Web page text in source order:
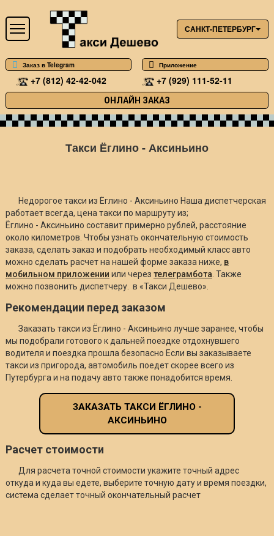
САНКТ-ПЕТЕРБУРГ
Заказ в Telegram Приложение
+7 (812) 42-42-042 +7 (929) 111-52-11
ОНЛАЙН ЗАКАЗ
Такси Ёглино - Аксиньино
Недорогое такси из Ёглино - Аксиньино Наша диспетчерская
работает всегда, цена такси по маршруту из;
Ёглино - Аксиньино составит примерно рублей, расстояние
около километров. Чтобы узнать окончательную стоимость
заказа, сделать заказ и подобрать необходимый класс авто
можно сделать расчет на нашей форме заказа ниже, в
мобильном приложении или через телеграмбота . Также
можно позвонить диспетчеру. в «Такси Дешево».
Рекомендации перед заказом
Заказать такси из Ёглино - Аксиньино лучше заранее, чтобы
мы подобрали готового к дальней поездке отдохнувшего
водителя и поездка прошла безопасно Если вы заказываете
такси из пригорода, автомобиль поедет скорее всего из
Путербурга и на подачу авто также понадобится время.
ЗАКАЗАТЬ ТАКСИ ЁГЛИНО -
АКСИНЬИНО
Расчет стоимости
Для расчета точной стоимости укажите точный адрес
откуда и куда вы едете, выберите точную дату и время поездки,
система сделает точный окончательный расчет